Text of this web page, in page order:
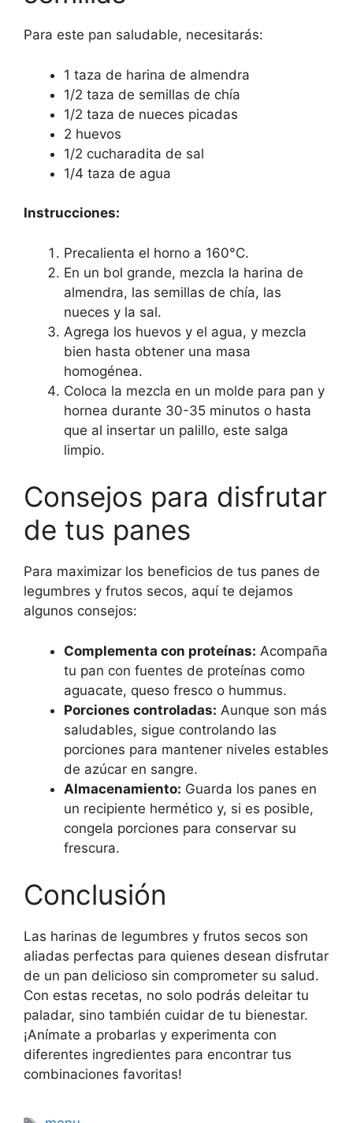
Para este pan saludable, necesitarás:
1 taza de harina de almendra
1/2 taza de semillas de chía
1/2 taza de nueces picadas
2 huevos
1/2 cucharadita de sal
1/4 taza de agua
Instrucciones:
Precalienta el horno a 160°C.
En un bol grande, mezcla la harina de
almendra, las semillas de chía, las
nueces y la sal.
Agrega los huevos y el agua, y mezcla
bien hasta obtener una masa
homogénea.
Coloca la mezcla en un molde para pan y
hornea durante 30-35 minutos o hasta
que al insertar un palillo, este salga
limpio.
Consejos para disfrutar
de tus panes
Para maximizar los beneficios de tus panes de
legumbres y frutos secos, aquí te dejamos
algunos consejos:
Complementa con proteínas: Acompaña
tu pan con fuentes de proteínas como
aguacate, queso fresco o hummus.
Porciones controladas: Aunque son más
saludables, sigue controlando las
porciones para mantener niveles estables
de azúcar en sangre.
Almacenamiento: Guarda los panes en
un recipiente hermético y, si es posible,
congela porciones para conservar su
frescura.
Conclusión
Las harinas de legumbres y frutos secos son
aliadas perfectas para quienes desean disfrutar
de un pan delicioso sin comprometer su salud.
Con estas recetas, no solo podrás deleitar tu
paladar, sino también cuidar de tu bienestar.
¡Anímate a probarlas y experimenta con
diferentes ingredientes para encontrar tus
combinaciones favoritas!